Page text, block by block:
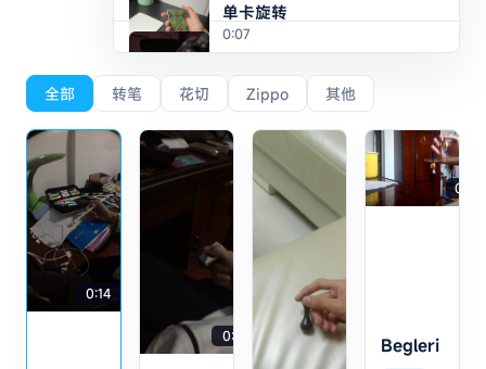
单卡旋转
0:07
纸牌旋转
0:09
Riffle Fan 开扇
转手机
0:10
全部 转笔 花切 Zippo 其他
0:14
0:17
0:20
Begleri